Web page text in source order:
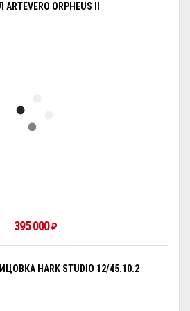
ORPHEUS II
395 000₽
HARK STUDIO 12/45.10.2